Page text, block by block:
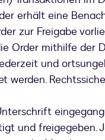
erhält eine
zur Freigabe
Order mithilfe der
und
werden.
und freigegeben.